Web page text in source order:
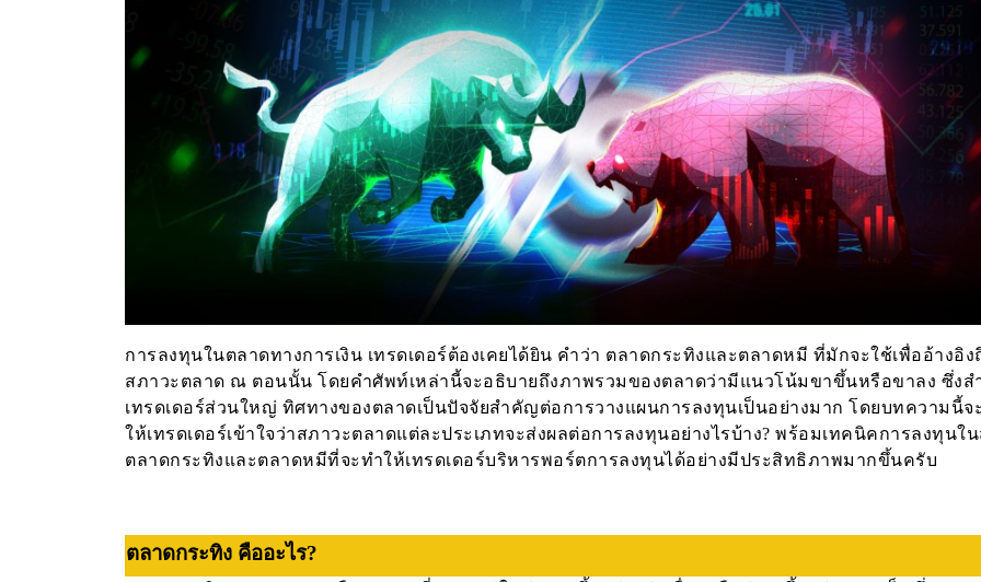
การลงทุนในตลาดทางการเงิน เทรดเดอร์ต้องเคยได้ยิน คำว่า ตลาดกระทิงและตลาดหมี ที่มักจะใช้เพื่ออ้างอิง
สภาวะตลาด ณ ตอนนั้น โดยคำศัพท์เหล่านี้จะอธิบายถึงภาพรวมของตลาดว่ามีแนวโน้มขาขึ้นหรือขาลง ซึ่งส
เทรดเดอร์ส่วนใหญ่ ทิศทางของตลาดเป็นปัจจัยสำคัญต่อการวางแผนการลงทุนเป็นอย่างมาก โดยบทความนี้จ
ให้เทรดเดอร์เข้าใจว่าสภาวะตลาดแต่ละประเภทจะส่งผลต่อการลงทุนอย่างไรบ้าง? พร้อมเทคนิคการลงทุนใ
ตลาดกระทิงและตลาดหมีที่จะทำให้เทรดเดอร์บริหารพอร์ตการลงทุนได้อย่างมีประสิทธิภาพมากขึ้นครับ
ตลาดกระทิง คืออะไร?